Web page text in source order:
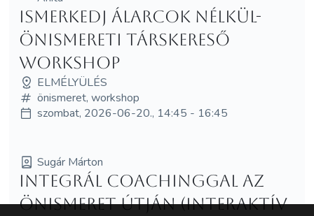
Ismerkedj Álarcok Nélkül-
önismereti társkereső
workshop
ELMÉLYÜLÉS
önismeret, workshop
szombat, 2026-06-20., 14:45 - 16:45
Sugár Márton
Integrál coachinggal az
önismeret útján (Interaktív